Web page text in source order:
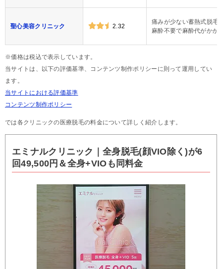
聖心美容クリニック 2.32
痛みが少ない蓄熱式脱毛
麻酔不要で麻酔代がかか
※価格は税込で表示しています。
当サイトは、以下の評価基準、コンテンツ制作ポリシーに則って運用してい
ます。
当サイトにおける評価基準
コンテンツ制作ポリシー
では各クリニックの医療脱毛の料金について詳しく紹介します。
エミナルクリニック｜全身脱毛(顔VIO除く)が6
回49,500円＆全身+VIOも同料金